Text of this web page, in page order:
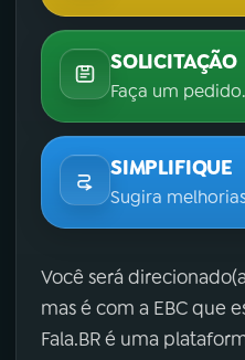
SOLICITAÇÃO
Faça um pedido.
SIMPLIFIQUE
Sugira
Você será
mas é com a EBC que
Fala.BR é uma